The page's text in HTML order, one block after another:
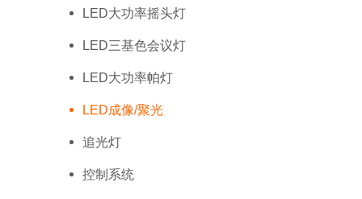
LED大功率摇头灯
LED三基色会议灯
LED大功率帕灯
LED成像/聚光
追光灯
控制系统